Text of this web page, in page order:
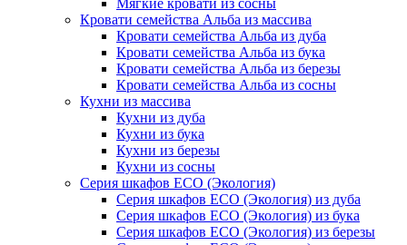
Мягкие кровати из сосны
Кровати семейства Альба из массива
Кровати семейства Альба из дуба
Кровати семейства Альба из бука
Кровати семейства Альба из березы
Кровати семейства Альба из сосны
Кухни из массива
Кухни из дуба
Кухни из бука
Кухни из березы
Кухни из сосны
Серия шкафов ECO (Экология)
Серия шкафов ECO (Экология) из дуба
Серия шкафов ECO (Экология) из бука
Серия шкафов ECO (Экология) из березы